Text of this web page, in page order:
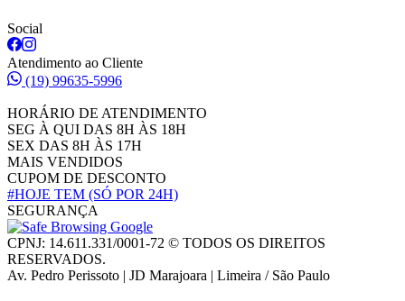
Social
Atendimento ao Cliente
(19) 99635-5996
HORÁRIO DE ATENDIMENTO
SEG À QUI DAS 8H ÀS 18H
SEX DAS 8H ÀS 17H
MAIS VENDIDOS
CUPOM DE DESCONTO
#HOJE TEM (SÓ POR 24H)
SEGURANÇA
CPNJ: 14.611.331/0001-72 © TODOS OS DIREITOS
RESERVADOS.
Av. Pedro Perissoto | JD Marajoara | Limeira / São Paulo